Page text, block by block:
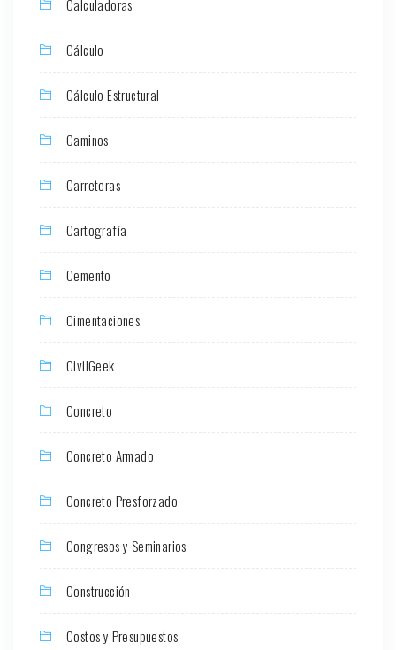
Calculadoras
Cálculo
Cálculo Estructural
Caminos
Carreteras
Cartografía
Cemento
Cimentaciones
CivilGeek
Concreto
Concreto Armado
Concreto Presforzado
Congresos y Seminarios
Construcción
Costos y Presupuestos